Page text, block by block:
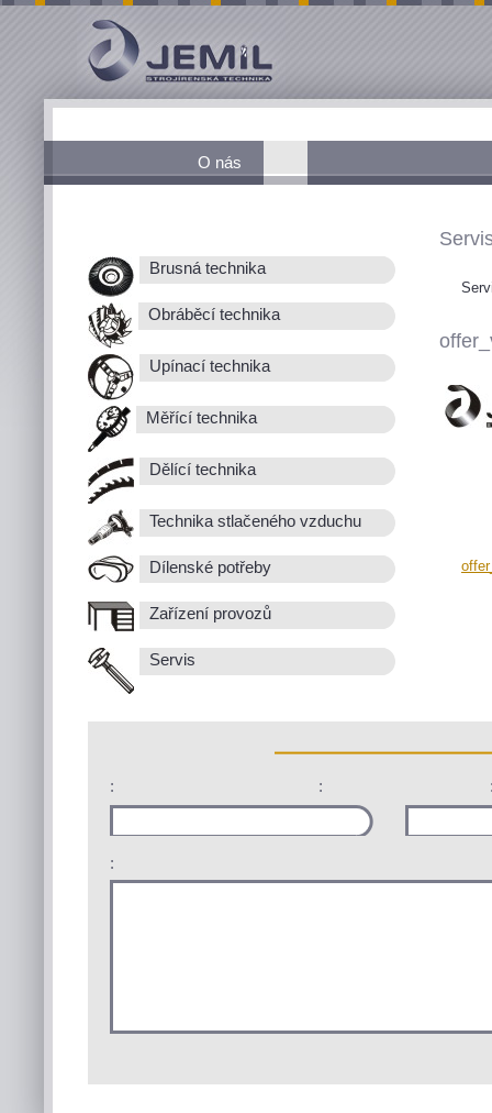
O nás
Brusná technika
Obráběcí technika
Upínací technika
Měřící technika
Dělící technika
Technika stlačeného vzduchu
Dílenské potřeby
Zařízení provozů
Servis
: :
: